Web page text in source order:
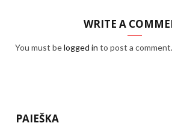
WRITE A
You must belogged in to post a comment.
PAIEŠKA